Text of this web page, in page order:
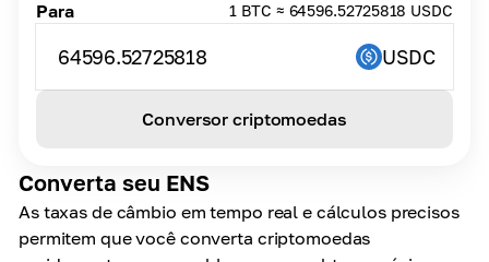
Converta seu ENS
As taxas de câmbio em tempo real e cálculos precisos
permitem que você converta criptomoedas
Para 1 BTC ≈ 64596.52725818 USDC
64596.52725818 USDC
Conversor criptomoedas